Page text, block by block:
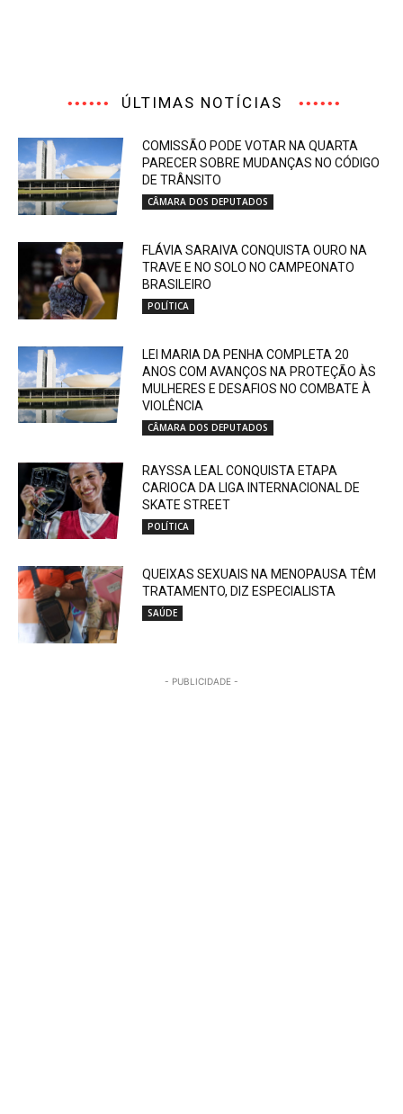
ÚLTIMAS NOTÍCIAS
COMISSÃO PODE VOTAR NA QUARTA
PARECER SOBRE MUDANÇAS NO CÓDIGO
DE TRÂNSITO
CÂMARA DOS DEPUTADOS
FLÁVIA SARAIVA CONQUISTA OURO NA
TRAVE E NO SOLO NO CAMPEONATO
BRASILEIRO
POLÍTICA
LEI MARIA DA PENHA COMPLETA 20
ANOS COM AVANÇOS NA PROTEÇÃO ÀS
MULHERES E DESAFIOS NO COMBATE À
VIOLÊNCIA
CÂMARA DOS DEPUTADOS
RAYSSA LEAL CONQUISTA ETAPA
CARIOCA DA LIGA INTERNACIONAL DE
SKATE STREET
POLÍTICA
QUEIXAS SEXUAIS NA MENOPAUSA TÊM
TRATAMENTO, DIZ ESPECIALISTA
SAÚDE
- PUBLICIDADE -